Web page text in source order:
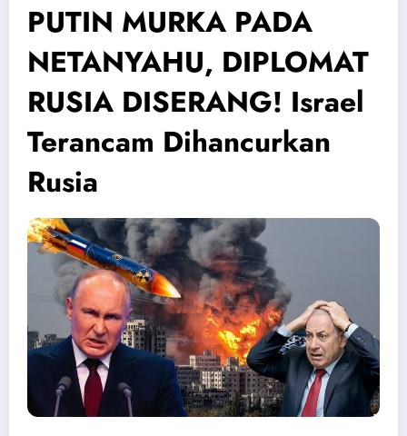
PUTIN MURKA PADA
NETANYAHU, DIPLOMAT
RUSIA DISERANG! Israel
Terancam Dihancurkan
Rusia